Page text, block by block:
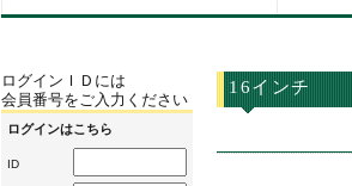
ログインＩＤには
会員番号をご入力ください
ログインはこちら
ID
16インチ